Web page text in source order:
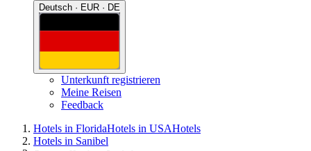
Deutsch · EUR · DE
Unterkunft registrieren
Meine Reisen
Feedback
Hotels in FloridaHotels in USAHotels
Hotels in Sanibel